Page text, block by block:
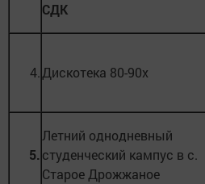
СДК
4.Дискотека 80-90х
5.
Летний однодневный
студенческий кампус в с.
Старое Дрожжаное